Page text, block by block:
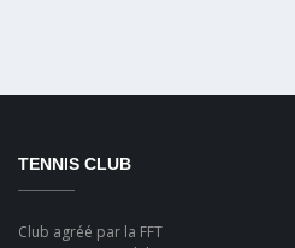
TENNIS CLUB
Club agréé par la FFT